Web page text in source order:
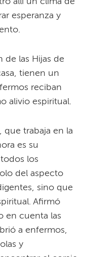
esperanza y
de las Hijas de
tienen un
reciban
alivio espiritual.
que trabaja en la
es su
los
del aspecto
sino que
Afirmó
en cuenta las
a enfermos,
y